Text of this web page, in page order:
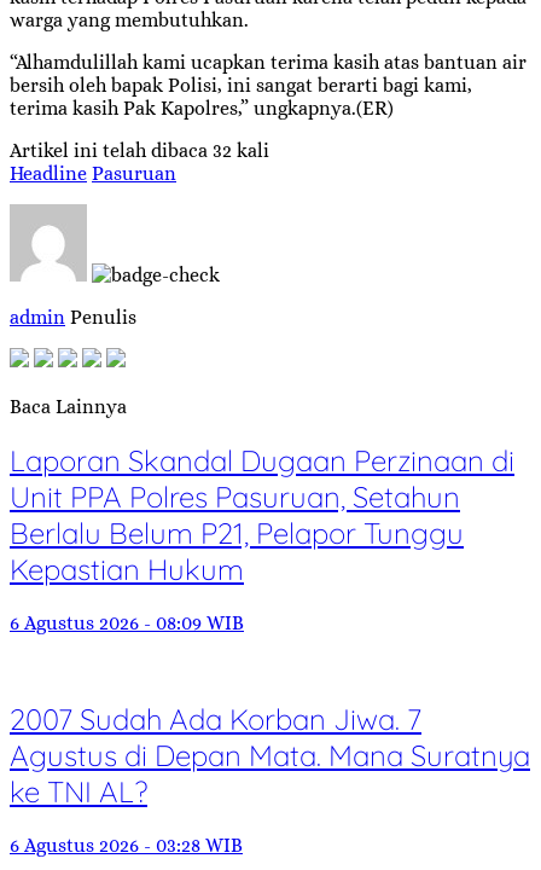
warga yang membutuhkan.
“Alhamdulillah kami ucapkan terima kasih atas bantuan air
bersih oleh bapak Polisi, ini sangat berarti bagi kami,
terima kasih Pak Kapolres,” ungkapnya.(ER)
Artikel ini telah dibaca 32 kali
Headline Pasuruan
admin Penulis
Baca Lainnya
Laporan Skandal Dugaan Perzinaan di
Unit PPA Polres Pasuruan, Setahun
Berlalu Belum P21, Pelapor Tunggu
Kepastian Hukum
6 Agustus 2026 - 08:09 WIB
2007 Sudah Ada Korban Jiwa. 7
Agustus di Depan Mata. Mana Suratnya
ke TNI AL?
6 Agustus 2026 - 03:28 WIB